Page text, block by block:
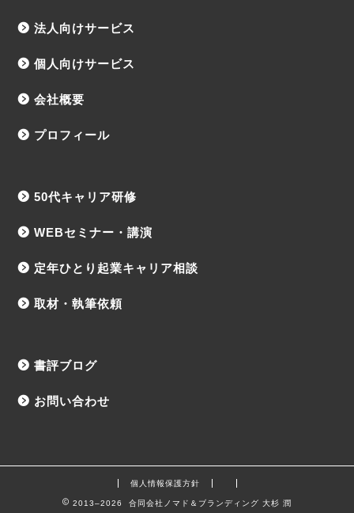
法人向けサービス
個人向けサービス
会社概要
プロフィール
50代キャリア研修
WEBセミナー・講演
定年ひとり起業キャリア相談
取材・執筆依頼
書評ブログ
お問い合わせ
個人情報保護方針
2013–2026 合同会社ノマド＆ブランディング 大杉 潤